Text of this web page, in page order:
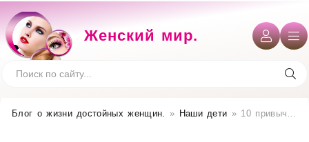
Женский мир.
Блог о жизни достойных женщин​. » Наши дети » 10 привычек для долгой и счастливой жизни - «Здоровье»